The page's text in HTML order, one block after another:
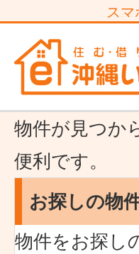
ス
物件が見つか
便利です。
お探しの物
物件をお探し